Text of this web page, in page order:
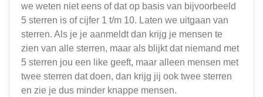
we weten niet eens of dat op basis van bijvoorbeeld
5 sterren is of cijfer 1 t/m 10. Laten we uitgaan van
sterren. Als je je aanmeldt dan krijg je mensen te
zien van alle sterren, maar als blijkt dat niemand met
5 sterren jou een like geeft, maar alleen mensen met
twee sterren dat doen, dan krijg jij ook twee sterren
en zie je dus minder knappe mensen.